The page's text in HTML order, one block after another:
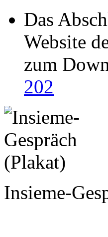
Das
Website
zum
202
Insieme-